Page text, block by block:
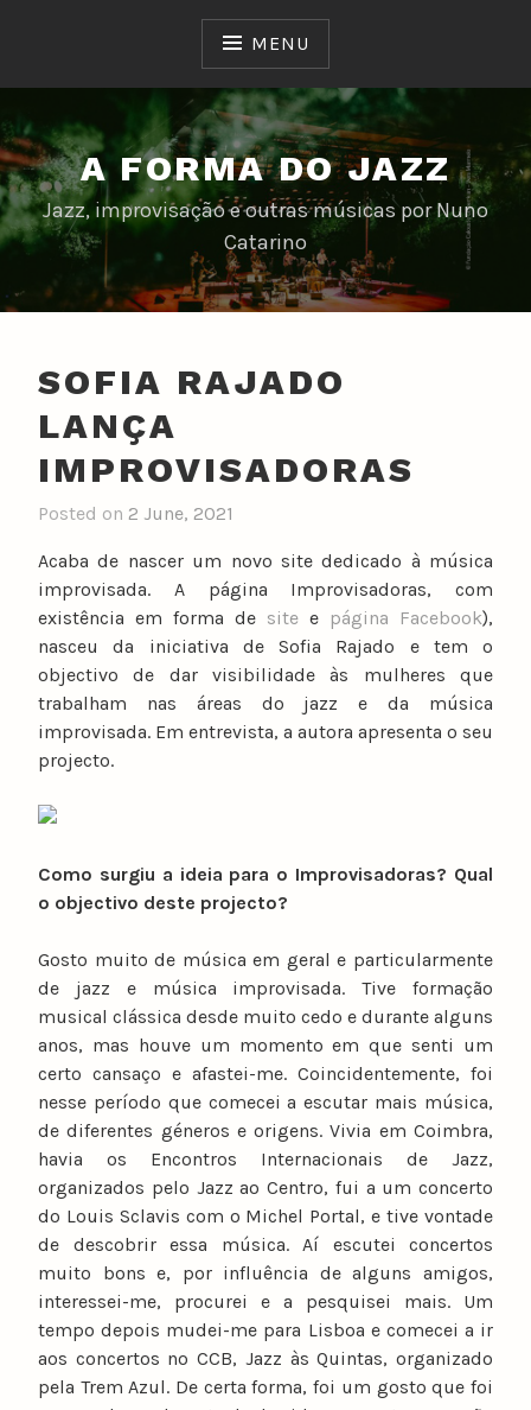
MENU
A FORMA DO JAZZ
Jazz, improvisação e outras músicas por Nuno
Catarino
SOFIA RAJADO
LANÇA
IMPROVISADORAS
Posted on 2 June, 2021
n
u
n
o
c
a
t
o
Acaba de nascer um novo site dedicado à música
improvisada. A página Improvisadoras, com
existência em forma de site e página Facebook),
nasceu da iniciativa de Sofia Rajado e tem o
objectivo de dar visibilidade às mulheres que
trabalham nas áreas do jazz e da música
improvisada. Em entrevista, a autora apresenta o seu
projecto.
Como surgiu a ideia para o Improvisadoras? Qual
o objectivo deste projecto?
Gosto muito de música em geral e particularmente
de jazz e música improvisada. Tive formação
musical clássica desde muito cedo e durante alguns
anos, mas houve um momento em que senti um
certo cansaço e afastei-me. Coincidentemente, foi
nesse período que comecei a escutar mais música,
de diferentes géneros e origens. Vivia em Coimbra,
havia os Encontros Internacionais de Jazz,
organizados pelo Jazz ao Centro, fui a um concerto
do Louis Sclavis com o Michel Portal, e tive vontade
de descobrir essa música. Aí escutei concertos
muito bons e, por influência de alguns amigos,
interessei-me, procurei e a pesquisei mais. Um
tempo depois mudei-me para Lisboa e comecei a ir
aos concertos no CCB, Jazz às Quintas, organizado
pela Trem Azul. De certa forma, foi um gosto que foi